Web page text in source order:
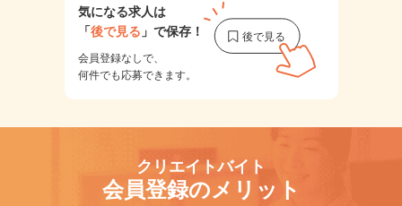
気になる求人は
「後で見る 」で保存！
会員登録なしで、
何件でも応募できます。
クリエイトバイト
会員登録のメリット